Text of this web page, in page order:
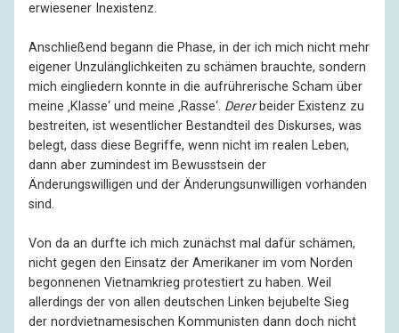
erwiesener Inexistenz.
Anschließend begann die Phase, in der ich mich nicht mehr
eigener Unzulänglichkeiten zu schämen brauchte, sondern
mich eingliedern konnte in die aufrührerische Scham über
meine ‚Klasse‘ und meine ‚Rasse‘. Dererbeider Existenz zu
bestreiten, ist wesentlicher Bestandteil des Diskurses, was
belegt, dass diese Begriffe, wenn nicht im realen Leben,
dann aber zumindest im Bewusstsein der
Änderungswilligen und der Änderungsunwilligen vorhanden
sind.
Von da an durfte ich mich zunächst mal dafür schämen,
nicht gegen den Einsatz der Amerikaner im vom Norden
begonnenen Vietnamkrieg protestiert zu haben. Weil
allerdings der von allen deutschen Linken bejubelte Sieg
der nordvietnamesischen Kommunisten dann doch nicht